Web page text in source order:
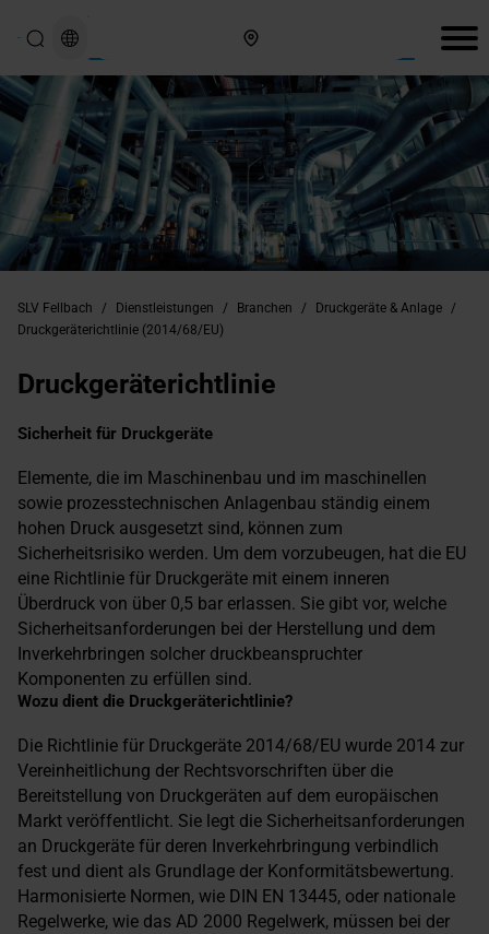
SLV Fellbach / Dienstleistungen / Branchen / Druckgeräte & Anlage
/
Druckgeräterichtlinie (2014/68/EU)
Druckgeräterichtlinie
Sicherheit für Druckgeräte
Elemente, die im Maschinenbau und im maschinellen
sowie prozesstechnischen Anlagenbau ständig einem
hohen Druck ausgesetzt sind, können zum
Sicherheitsrisiko werden. Um dem vorzubeugen, hat die EU
eine Richtlinie für Druckgeräte mit einem inneren
Überdruck von über 0,5 bar erlassen. Sie gibt vor, welche
Sicherheitsanforderungen bei der Herstellung und dem
Inverkehrbringen solcher druckbeanspruchter
Komponenten zu erfüllen sind.
Wozu dient die Druckgeräterichtlinie?
Die Richtlinie für Druckgeräte 2014/68/EU wurde 2014 zur
Vereinheitlichung der Rechtsvorschriften über die
Bereitstellung von Druckgeräten auf dem europäischen
Markt veröffentlicht. Sie legt die Sicherheitsanforderungen
an Druckgeräte für deren Inverkehrbringung verbindlich
fest und dient als Grundlage der Konformitätsbewertung.
Harmonisierte Normen, wie DIN EN 13445, oder nationale
Regelwerke, wie das AD 2000 Regelwerk, müssen bei der